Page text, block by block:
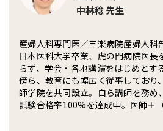
中林稔 先生
産婦人科専門医／三楽病院産婦人科
日本医科大学卒業、虎の門病院医長
らず、学会・各地講演をはじめとす
傍ら、教育にも幅広く従事しており
師学院を共同設立。自ら講師を務め
試験合格率100%を達成中。医師＋